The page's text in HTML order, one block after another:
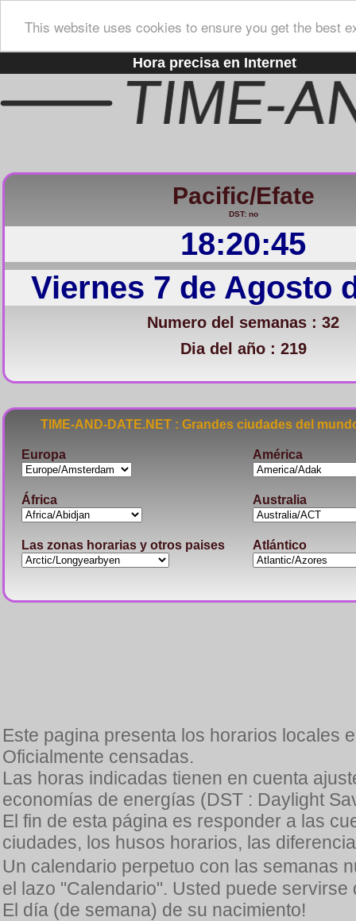
This website uses cookies to ensure you get the best
Hora precisa en Internet
Pacific/Efate
DST: no
18:20:45
Viernes 7 de Agosto
Numero del semanas : 32
Dia del año : 219
TIME-AND-DATE.NET : Grandes ciudades del
Europa América
África Australia
Las zonas horarias y otros paises Atlántico
Este pagina presenta los horarios locales
Oficialmente censadas.
Las horas indicadas tienen en cuenta
economías de energías (DST : Daylight
El fin de esta página es responder a las
ciudades, los husos horarios, las
Un calendario perpetuo con las semanas
el lazo "Calendario". Usted puede
El día (de semana) de su nacimiento!